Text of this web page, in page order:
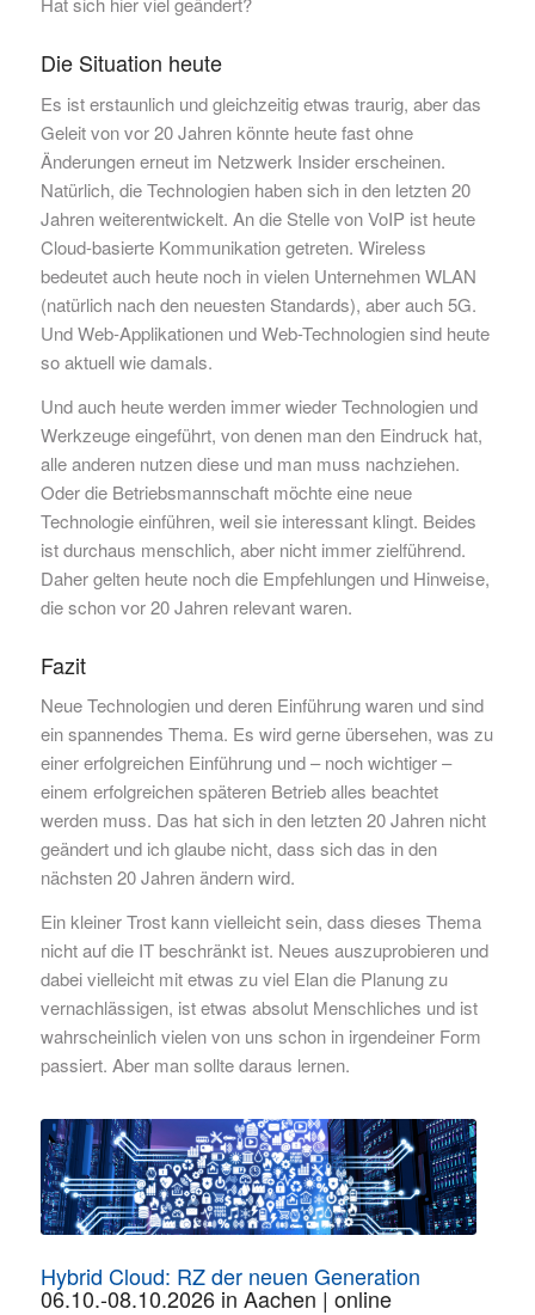
Die Situation heute
Es ist erstaunlich und gleichzeitig etwas traurig, aber das
Geleit von vor 20 Jahren könnte heute fast ohne
Änderungen erneut im Netzwerk Insider erscheinen.
Natürlich, die Technologien haben sich in den letzten 20
Jahren weiterentwickelt. An die Stelle von VoIP ist heute
Cloud-basierte Kommunikation getreten. Wireless
bedeutet auch heute noch in vielen Unternehmen WLAN
(natürlich nach den neuesten Standards), aber auch 5G.
Und Web-Applikationen und Web-Technologien sind heute
so aktuell wie damals.
Und auch heute werden immer wieder Technologien und
Werkzeuge eingeführt, von denen man den Eindruck hat,
alle anderen nutzen diese und man muss nachziehen.
Oder die Betriebsmannschaft möchte eine neue
Technologie einführen, weil sie interessant klingt. Beides
ist durchaus menschlich, aber nicht immer zielführend.
Daher gelten heute noch die Empfehlungen und Hinweise,
die schon vor 20 Jahren relevant waren.
Fazit
Neue Technologien und deren Einführung waren und sind
ein spannendes Thema. Es wird gerne übersehen, was zu
einer erfolgreichen Einführung und – noch wichtiger –
einem erfolgreichen späteren Betrieb alles beachtet
werden muss. Das hat sich in den letzten 20 Jahren nicht
geändert und ich glaube nicht, dass sich das in den
nächsten 20 Jahren ändern wird.
Ein kleiner Trost kann vielleicht sein, dass dieses Thema
nicht auf die IT beschränkt ist. Neues auszuprobieren und
dabei vielleicht mit etwas zu viel Elan die Planung zu
vernachlässigen, ist etwas absolut Menschliches und ist
wahrscheinlich vielen von uns schon in irgendeiner Form
passiert. Aber man sollte daraus lernen.
Hybrid Cloud: RZ der neuen Generation
06.10.-08.10.2026 in Aachen | online